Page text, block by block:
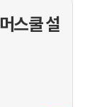
스쿨 설